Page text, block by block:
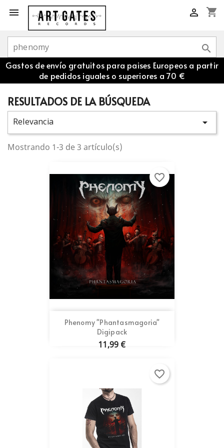
 shopping_cart


Gastos de envío gratuitos para paises Europeos a partir
de pedidos iguales o superiores a 70 €
RESULTADOS DE LA BÚSQUEDA
Relevancia 
Mostrando 1-3 de 3 artículo(s)
Phenomy "Phantasmagoria"
Digipack
11,99 €
favorite_border
favorite_border